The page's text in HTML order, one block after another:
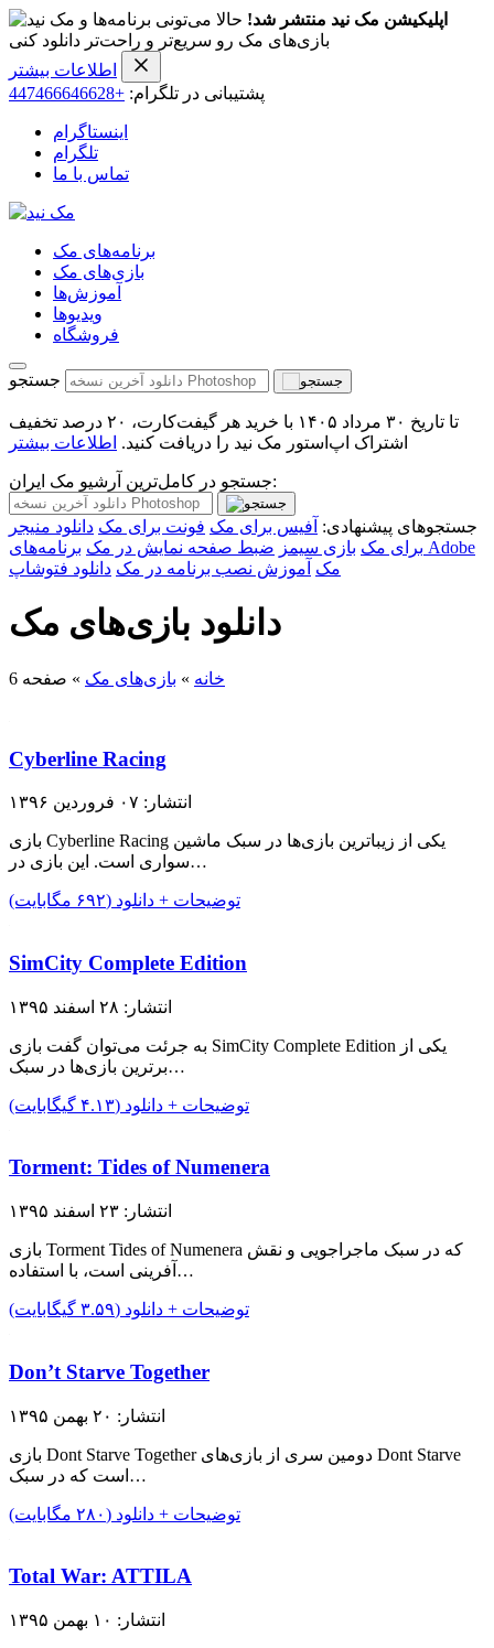
اپلیکیشن مک نید منتشر شد! حالا می‌تونی برنامه‌ها و
بازی‌های مک رو سریع‌تر و راحت‌تر دانلود کنی
اطلاعات بیشتر
پشتیبانی در تلگرام: +447466646628
اینستاگرام
تلگرام
تماس با ما
برنامه‌های مک
بازی‌های مک
آموزش‌ها
ویدیو‌ها
فروشگاه
جستجو
تا تاریخ ۳۰ مرداد ۱۴۰۵ با خرید هر گیفت‌کارت، ۲۰ درصد تخفیف
اشتراک اپ‌استور مک نید را دریافت کنید. اطلاعات بیشتر
جستجو در کامل‌ترین آرشیو مک ایران:
جستجوهای پیشنهادی: آفیس برای مک فونت برای مک دانلود منیجر
برای مک بازی سیمز ضبط صفحه نمایش در مک برنامه‌های Adobe
مک آموزش نصب برنامه در مک دانلود فتوشاپ
دانلود بازی‌های مک
خانه » بازی‌های مک » صفحه 6
Cyberline Racing
انتشار: ۰۷ فروردین ۱۳۹۶
بازی Cyberline Racing یکی از زیبا‌ترین بازی‌ها در سبک ماشین
سواری است. این بازی در…
توضیحات + دانلود (۶۹۲ مگابایت)
SimCity Complete Edition
انتشار: ۲۸ اسفند ۱۳۹۵
به جرئت می‌توان گفت بازی SimCity Complete Edition یکی از
برترین بازی‌ها در سبک…
توضیحات + دانلود (۴.۱۳ گیگابایت)
Torment: Tides of Numenera
انتشار: ۲۳ اسفند ۱۳۹۵
بازی Torment Tides of Numenera که در سبک ماجراجویی و نقش
آفرینی است، با استفاده…
توضیحات + دانلود (۳.۵۹ گیگابایت)
Don’t Starve Together
انتشار: ۲۰ بهمن ۱۳۹۵
بازی Dont Starve Together دومین سری از بازی‌های Dont Starve
است که در سبک…
توضیحات + دانلود (۲۸۰ مگابایت)
Total War: ATTILA
انتشار: ۱۰ بهمن ۱۳۹۵